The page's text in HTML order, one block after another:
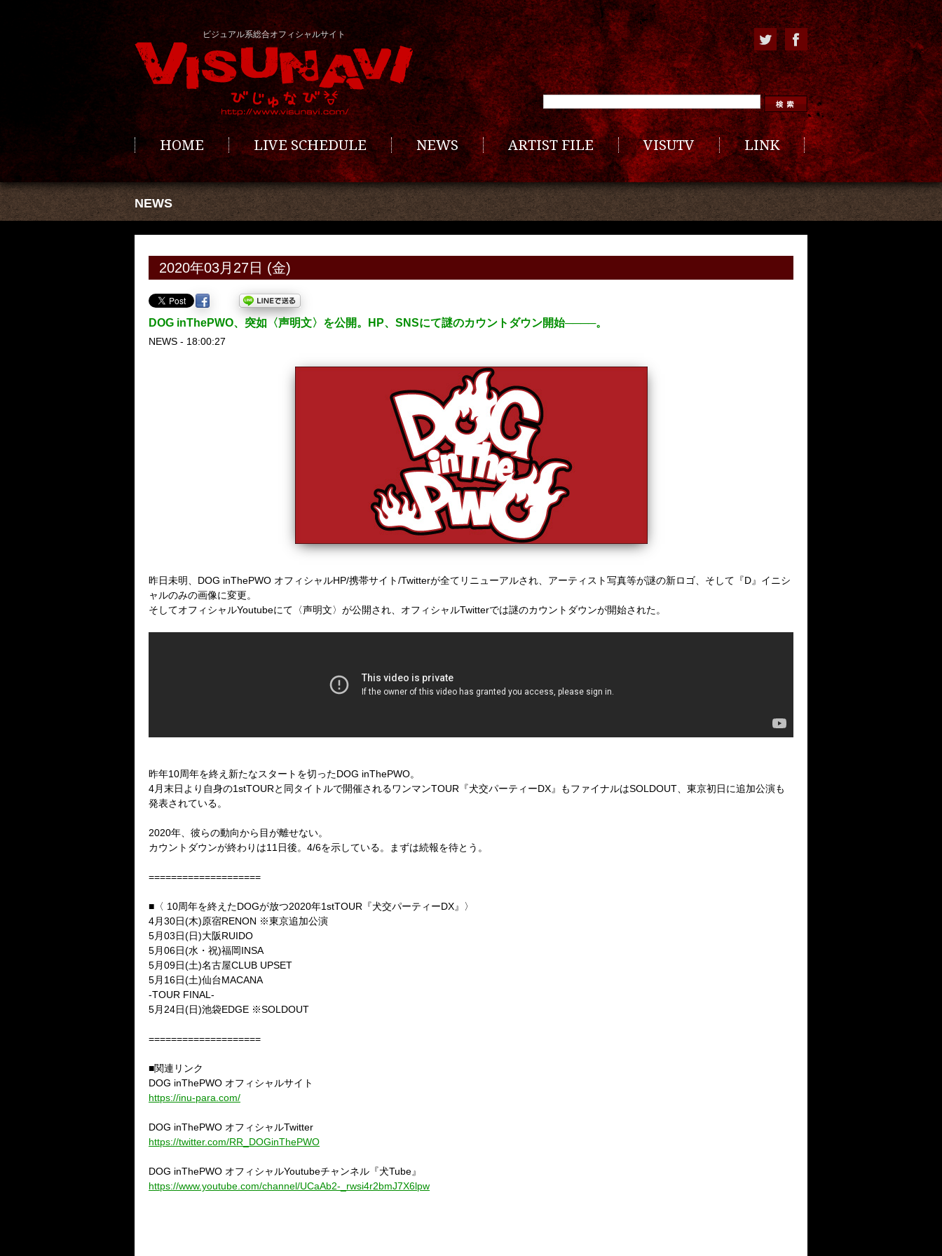
ビジュアル系総合オフィシャルサイト
HOME LIVE SCHEDULE NEWS ARTIST FILE VISUTV LINK
NEWS
2020年03月27日 (金)
DOG inThePWO、突如〈声明文〉を公開。HP、SNSにて謎のカウントダウン開始────。
NEWS - 18:00:27
昨日未明、 DOG inThePWO オフィシャルHP/携帯サイト/Twitterが全てリニューアルされ、アーティスト写真等が謎の新ロゴ、そして『D』イニシ
ャルのみの画像に変更。
そしてオフィシャルYoutubeにて〈声明文〉が公開され、オフィシャルTwitterでは謎のカウントダウンが開始された。
昨年10周年を終え新たなスタートを切ったDOG inThePWO。
4月末日より自身の1stTOURと同タイトルで開催されるワンマンTOUR 『犬交パーティーDX』もファイナルはSOLDOUT 、東京初日に追加公演も
発表されている。
2020年、彼らの動向から目が離せない。
カウントダウンが終わりは11 日後。 4/6を示している。まずは続報を待とう。
====================
■〈 10周年を終えたDOGが放つ2020年1stTOUR 『犬交パーティーDX』〉
4月30日(木)原宿RENON ※東京追加公演
5月03日(日)大阪RUIDO
5月06日(水・祝)福岡INSA
5月09日(土)名古屋CLUB UPSET
5月 16日(土)仙台MACANA
-TOUR FINAL-
5月 24日(日)池袋EDGE ※SOLDOUT
====================
■関連リンク
DOG inThePWO オフィシャルサイト
https://inu-para.com/
DOG inThePWO オフィシャルTwitter
https://twitter.com/RR_DOGinThePWO
DOG inThePWO オフィシャルYoutubeチャンネル『犬Tube』
https://www.youtube.com/channel/UCaAb2-_rwsi4r2bmJ7X6lpw